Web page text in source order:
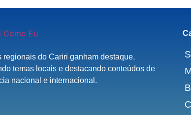
regionais do Cariri ganham destaque,
temas locais e destacando conteúdos de
nacional e internacional.